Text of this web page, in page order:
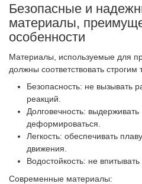
Безопасные и
материалы,
особенности
Материалы, используемые для
должны соответствовать строгим
Безопасность: не вызывать
реакций.
Долговечность:
деформироваться.
Легкость: обеспечивать
движения.
Водостойкость: не
Современные материалы: